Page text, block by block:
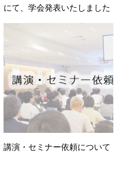
にて、学会発表いたしました
講演・セミナー依頼について